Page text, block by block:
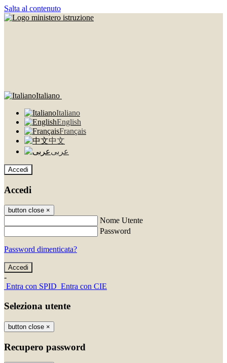
Salta al contenuto
Italiano
Italiano
English
Français
中文
عربى
Accedi
Accedi
button close ×
Nome Utente
Password
Password dimenticata?
-
Entra con SPID Entra con CIE
Seleziona utente
button close ×
Recupero password